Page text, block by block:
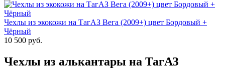
Чехлы из экокожи на ТагАЗ Вега (2009+) цвет Бордовый +
Чёрный
10 500 руб.
Чехлы из алькантары на ТагАЗ